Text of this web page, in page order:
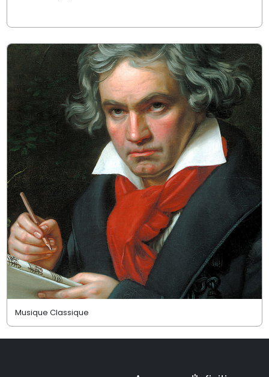
Musique Classique